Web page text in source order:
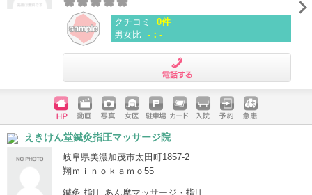
クチコミ
0件
男女比 -：-
ホームペ
ージ
動画 写真 女医 駐車場
クレジッ
入院 予約 急患
えきけん堂鍼灸指圧マッサージ院
岐阜県美濃加茂市太田町1857-2
翔ｍｉｎｏｋａｍｏ55
鍼灸 指圧 あん摩マッサージ・指圧